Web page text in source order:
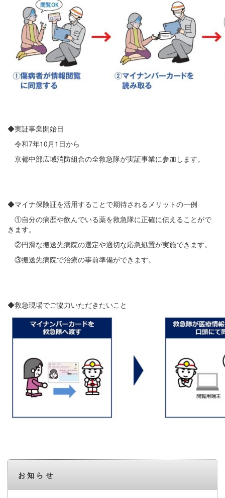
◆実証事業開始日
令和7年10月1日から
京都中部広域消防組合の全救急隊が実証事業に参加します。
◆マイナ保険証を活用することで期待されるメリットの一例
①自分の病歴や飲んでいる薬を救急隊に正確に伝えることがで
きます。
②円滑な搬送先病院の選定や適切な応急処置が実施できます。
③搬送先病院で治療の事前準備ができます。
◆救急現場でご協力いただきたいこと
お知らせ